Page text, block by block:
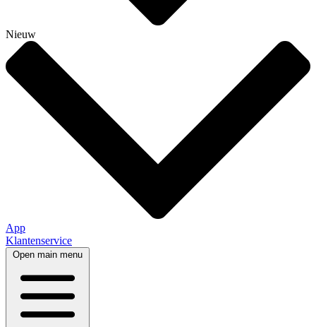
Nieuw
App
Klantenservice
Open main menu